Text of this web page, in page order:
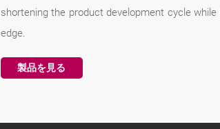
shortening the product development cycle
edge.
製品を見る